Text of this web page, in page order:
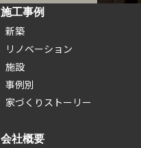
施工事例
新築
リノベーション
施設
事例別
家づくりストーリー
会社概要